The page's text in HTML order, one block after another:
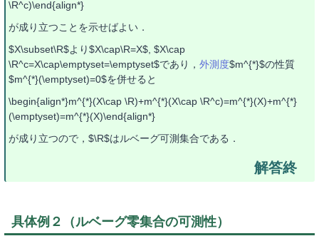
\R^c)\end{align*}
が成り立つことを示せばよい．
$X\subset\R$より$X\cap\R=X$, $X\cap
\R^c=X\cap\emptyset=\emptyset$であり， 外測度$m^{*}$の性質
$m^{*}(\emptyset)=0$を併せると
\begin{align*}m^{*}(X\cap \R)+m^{*}(X\cap \R^c)=m^{*}(X)+m^{*}
(\emptyset)=m^{*}(X)\end{align*}
が成り立つので，$\R$はルベーグ可測集合である．
具体例２（ルベーグ零集合の可測性）